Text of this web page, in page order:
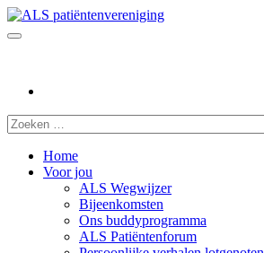
Home
Voor jou
ALS Wegwijzer
Bijeenkomsten
Ons buddyprogramma
ALS Patiëntenforum